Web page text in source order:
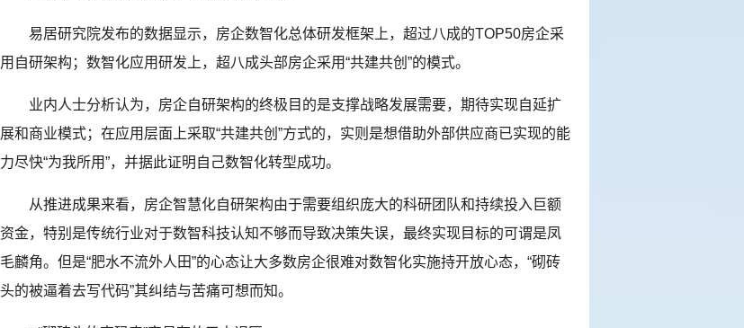
易居研究院发布的数据显示，房企数智化总体研发框架上，超过八成的TOP50房企采
用自研架构；数智化应用研发上，超八成头部房企采用“共建共创”的模式。
业内人士分析认为，房企自研架构的终极目的是支撑战略发展需要，期待实现自延扩
展和商业模式；在应用层面上采取“共建共创”方式的，实则是想借助外部供应商已实现的能
力尽快“为我所用”，并据此证明自己数智化转型成功。
从推进成果来看，房企智慧化自研架构由于需要组织庞大的科研团队和持续投入巨额
资金，特别是传统行业对于数智科技认知不够而导致决策失误，最终实现目标的可谓是凤
毛麟角。但是“肥水不流外人田”的心态让大多数房企很难对数智化实施持开放心态，“砌砖
头的被逼着去写代码”其纠结与苦痛可想而知。